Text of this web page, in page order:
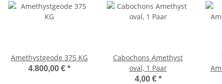
Amethystgeode 375 KG
4.800,00 € *
Cabochons Amethyst
oval, 1 Paar
4,00 € *